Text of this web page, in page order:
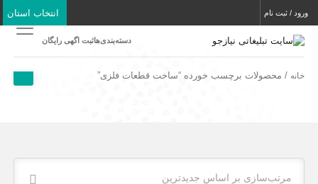
انتخاب استان ورود / ثبت نام
دسته‌بندی‌هاثبت اگهی رایگان
خانه / محصولات برچسب خورده “ساخت قطعات فلزی”
مرتب‌سازی بر اساس جدیدترین